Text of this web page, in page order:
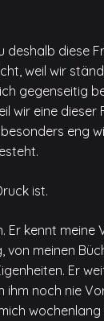
deshalb diese
weil wir
gegenseitig
wir eine
eng
ist.
Er kennt meine
von meinen
Er
ihm noch nie